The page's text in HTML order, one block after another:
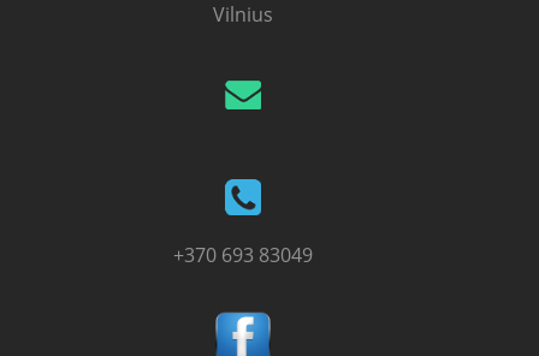
Vilnius
+370 693 83049